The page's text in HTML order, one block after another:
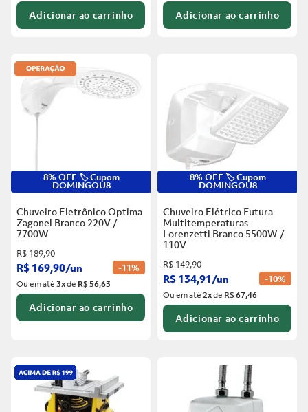
Adicionar ao carrinho Adicionar ao carrinho
8% OFF 🏷️ Cupom
DOMINGOU8
Chuveiro Eletrônico Optima
Zagonel Branco 220V /
7700W
R$189,90
R$ 169,90/un -11%
Ou em até3xde R$ 56,63
Adicionar ao carrinho
8% OFF 🏷️ Cupom
DOMINGOU8
Chuveiro Elétrico Futura
Multitemperaturas
Lorenzetti Branco 5500W /
110V
R$149,90
R$ 134,91/un -10%
Ou em até2xde R$ 67,46
Adicionar ao carrinho